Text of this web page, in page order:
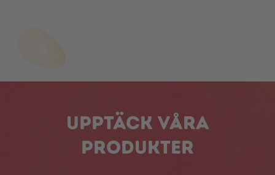
Upptäck våra
produkter